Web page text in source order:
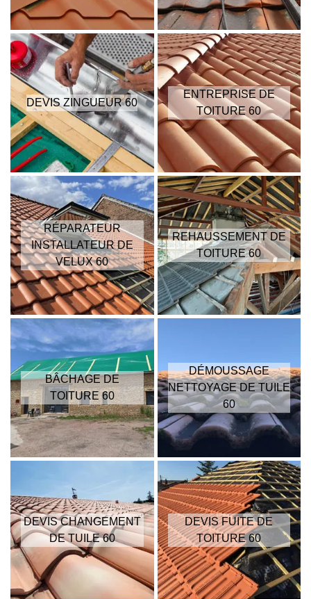
DEVIS ZINGUEUR 60
ENTREPRISE DE
TOITURE 60
RÉPARATEUR
INSTALLATEUR DE
VELUX 60
REHAUSSEMENT DE
TOITURE 60
BÂCHAGE DE
TOITURE 60
DÉMOUSSAGE
NETTOYAGE DE TUILE
60
DEVIS CHANGEMENT
DE TUILE 60
DEVIS FUITE DE
TOITURE 60